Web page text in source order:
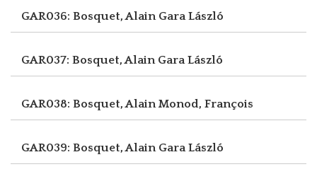
GAR036: Bosquet, Alain Gara László
GAR037: Bosquet, Alain Gara László
GAR038: Bosquet, AlainMonod, François
GAR039: Bosquet, Alain Gara László